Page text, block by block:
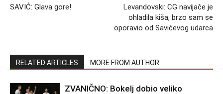
SAVIĆ: Glava gore!
Levandovski: CG navijače je
ohladila kiša, brzo sam se
oporavio od Savićevog udarca
RELATED ARTICLES MORE FROM AUTHOR
ZVANIČNO: Bokelj dobio veliko